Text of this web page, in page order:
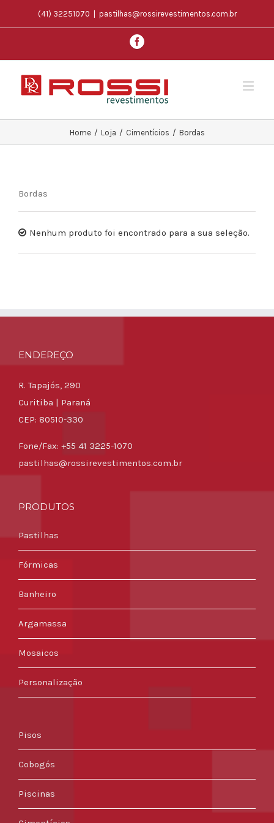
(41) 32251070 pastilhas@rossirevestimentos.com.br
Home / Loja / Cimentícios / Bordas
Bordas
Nenhum produto foi encontrado para a sua seleção.
ENDEREÇO
R. Tapajós, 290
Curitiba | Paraná
CEP: 80510-330
Fone/Fax: +55 41 3225-1070
pastilhas@rossirevestimentos.com.br
PRODUTOS
Pastilhas
Fórmicas
Banheiro
Argamassa
Mosaicos
Personalização
Pisos
Cobogós
Piscinas